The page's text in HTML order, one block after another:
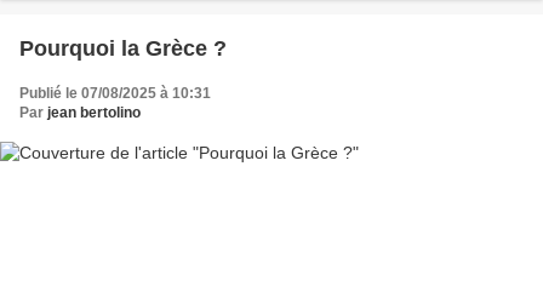
Pourquoi la Grèce ?
Publié le 07/08/2025 à 10:31
Par jean bertolino